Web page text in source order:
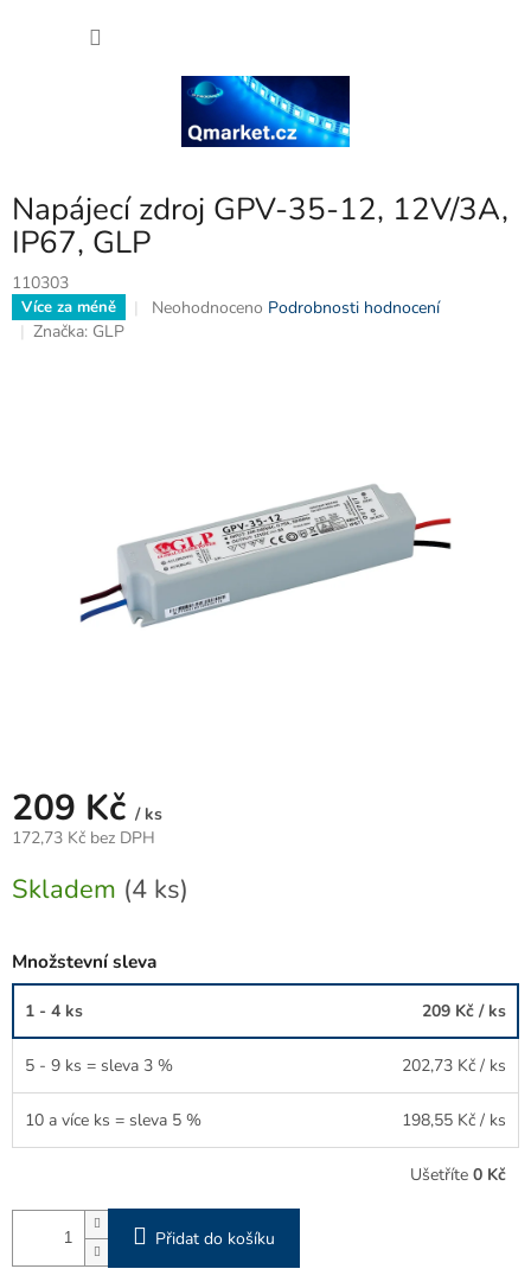
Napájecí zdroj GPV-35-12, 12V/3A,
IP67, GLP
110303
Více za méně
Průměrné
Neohodnoceno Podrobnosti hodnocení
Značka: GLP
209 Kč / ks
172,73 Kč bez DPH
cena:
Skladem (4 ks)
Množstevní sleva
1 - 4 ks 209 Kč / ks
5 - 9 ks = sleva 3 % 202,73 Kč / ks
10 a více ks = sleva 5 % 198,55 Kč / ks
Ušetříte 0 Kč
Přidat do košíku